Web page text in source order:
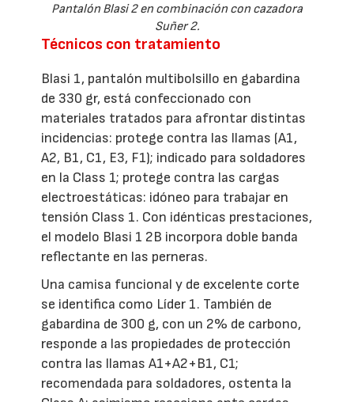
Pantalón Blasi 2 en combinación con cazadora
Suñer 2.
Técnicos con tratamiento
Blasi 1, pantalón multibolsillo en gabardina
de 330 gr, está confeccionado con
materiales tratados para afrontar distintas
incidencias: protege contra las llamas (A1,
A2, B1, C1, E3, F1); indicado para soldadores
en la Class 1; protege contra las cargas
electroestáticas: idóneo para trabajar en
tensión Class 1. Con idénticas prestaciones,
el modelo Blasi 1 2B incorpora doble banda
reflectante en las perneras.
Una camisa funcional y de excelente corte
se identifica como Líder 1. También de
gabardina de 300 g, con un 2% de carbono,
responde a las propiedades de protección
contra las llamas A1+A2+B1, C1;
recomendada para soldadores, ostenta la